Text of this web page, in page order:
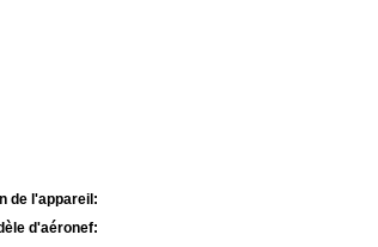
de l'appareil:
d'aéronef: